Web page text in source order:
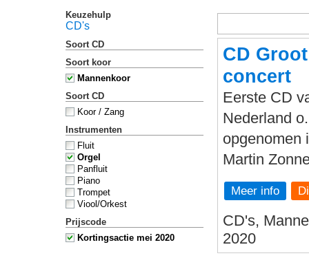
Keuzehulp
CD's
Soort CD
Soort koor
Mannenkoor
Soort CD
Koor / Zang
Instrumenten
Fluit
Orgel
Panfluit
Piano
Trompet
Viool/Orkest
Prijscode
Kortingsactie mei 2020
CD
concert
Eerste CD
Nederland
opgenomen
Martin
Meer info
CD's,
2020